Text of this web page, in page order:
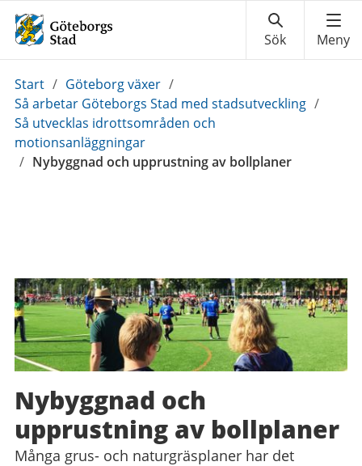
Du
är
här:
Start / Göteborg växer /
Så arbetar Göteborgs Stad med stadsutveckling /
Så utvecklas idrottsområden och
motionsanläggningar
/ Nybyggnad och upprustning av bollplaner
Nybyggnad och
upprustning av bollplaner
Många grus- och naturgräsplaner har det